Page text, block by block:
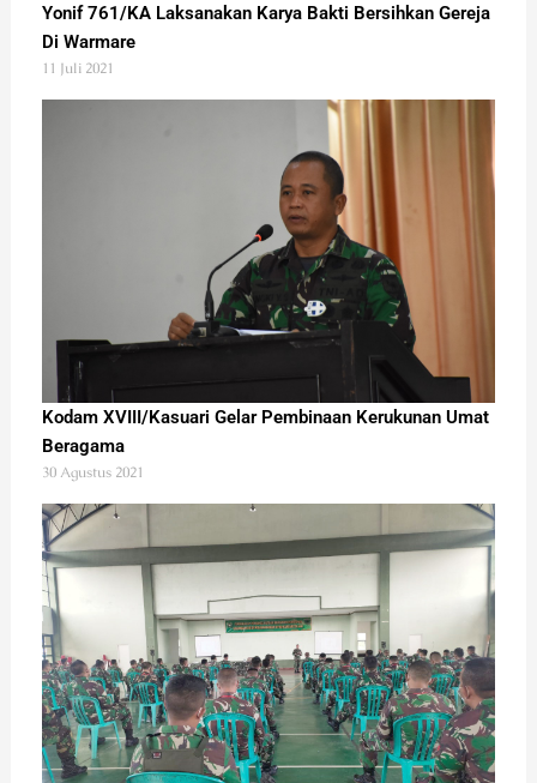
Yonif 761/KA Laksanakan Karya Bakti Bersihkan Gereja
Di Warmare
11 Juli 2021
Kodam XVIII/Kasuari Gelar Pembinaan Kerukunan Umat
Beragama
30 Agustus 2021